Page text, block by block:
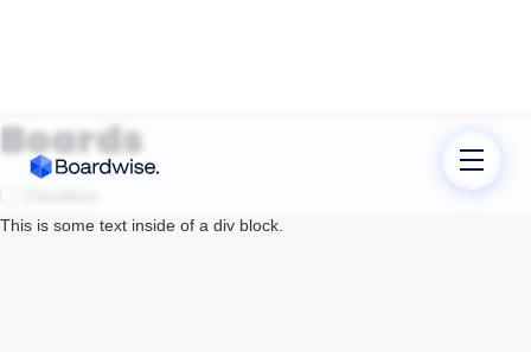
Boards
This is some text inside of a div block.